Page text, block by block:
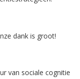
dank is groot!
van sociale cognitie